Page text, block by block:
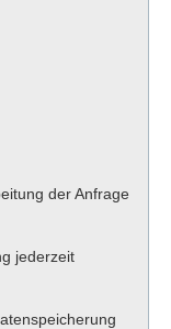
der Anfrage
jederzeit